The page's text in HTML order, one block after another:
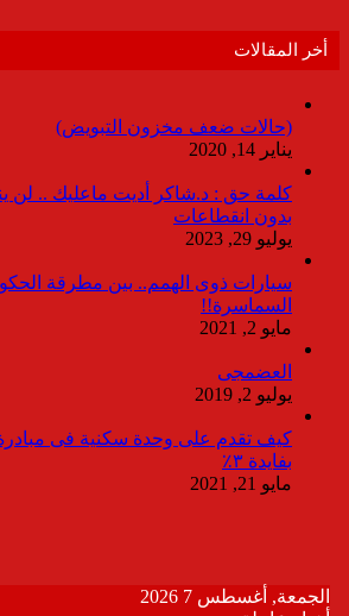
أخر المقالات
(حالات ضعف مخزون التبويض)
يناير 14, 2020
بدون انقطاعات
يوليو 29, 2023
سيارات ذوى الهمم.. بين مطرقة
السماسرة!!
مايو 2, 2021
العضمجى
يوليو 2, 2019
كيف تقدم على وحدة سكنية فى مبادرة
بفايدة ٣٪
مايو 21, 2021